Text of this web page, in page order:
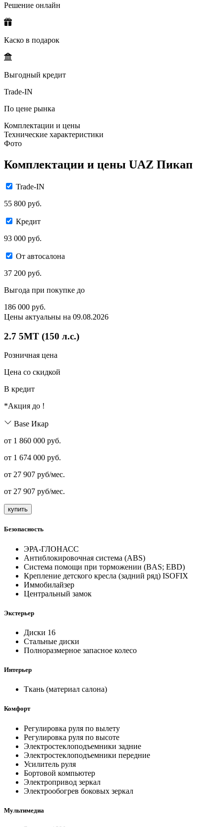
Решение онлайн
Каско в подарок
Выгодный кредит
Trade-IN
По цене рынка
Комплектации и цены
Технические характеристики
Фото
Комплектации и цены UAZ Пикап
Trade-IN
55 800 руб.
Кредит
93 000 руб.
От автосалона
37 200 руб.
Выгода при покупке до
186 000 руб.
Цены актуальны на 09.08.2026
2.7 5МТ (150 л.с.)
Розничная цена
Цена со скидкой
В кредит
*Акция до !
Base Икар
от 1 860 000 руб.
от 1 674 000 руб.
от 27 907 руб/мес.
от 27 907 руб/мес.
купить
Безопасность
ЭРА-ГЛОНАСС
Антиблокировочная система (ABS)
Система помощи при торможении (BAS; EBD)
Крепление детского кресла (задний ряд) ISOFIX
Иммобилайзер
Центральный замок
Экстерьер
Диски 16
Стальные диски
Полноразмерное запасное колесо
Интерьер
Ткань (материал салона)
Комфорт
Регулировка руля по вылету
Регулировка руля по высоте
Электростеклоподъемники задние
Электростеклоподъемники передние
Усилитель руля
Бортовой компьютер
Электропривод зеркал
Электрообогрев боковых зеркал
Мультимедиа